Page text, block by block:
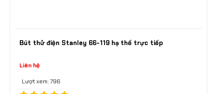
Bút thử điện Stanley 66-119 hạ thế trực tiếp
Liên hệ
Lượt xem: 796